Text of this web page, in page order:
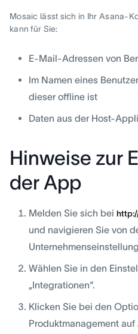
Mosaic lässt sich in Ihr Asana-
kann für Sie:
E-Mail-Adressen von
Im Namen eines
dieser offline ist
Daten aus der Host-
Hinweise zur
der App
Melden Sie sich bei
und navigieren Sie von
Wählen Sie in den
„Integrationen“.
Klicken Sie bei den
Produktmanagement